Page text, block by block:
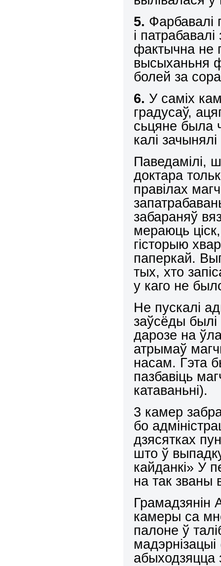
5. Фарбавалі
і
фактычна не
высыханьня
болей за
6. У саміх
градусаў,
сьцяне была
калі
Паведамілі,
доктара
правілах
забараняў
мераюць
гісторыю
паперкай.
тых, хто
у каго не
Не пускалі
заўсёды
дарозе на
атрымаў
насам. Гэта
пазбавіць
катаваньні).
3 камер
бо
дзясятках
што ў
кайданкі» У
на так званы
Грамадзянін
камеры са
палоне ў